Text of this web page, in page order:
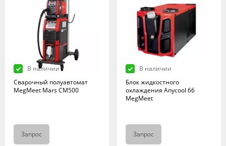
В наличии
Сварочный полуавтомат
MegMeet Mars СМ500
Запрос
В наличии
Блок жидкостного
охлаждения Anycool 66
MegMeet
Запрос